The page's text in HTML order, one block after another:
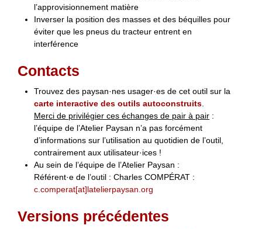
l’approvisionnement matière
Inverser la position des masses et des béquilles pour
éviter que les pneus du tracteur entrent en
interférence
Contacts
Trouvez des paysan·nes usager·es de cet outil sur la
carte interactive des outils autoconstruits.
Merci de privilégier ces échanges de pair à pair :
l’équipe de l’Atelier Paysan n’a pas forcément
d’informations sur l’utilisation au quotidien de l’outil,
contrairement aux utilisateur·ices !
Au sein de l’équipe de l’Atelier Paysan :
Référent·e de l’outil : Charles COMPÉRAT :
c.comperat[at]latelierpaysan.org
Versions précédentes